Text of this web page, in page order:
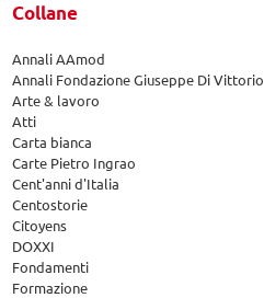
Collane
Annali AAmod
Annali Fondazione Giuseppe Di Vittorio
Arte & lavoro
Atti
Carta bianca
Carte Pietro Ingrao
Cent'anni d'Italia
Centostorie
Citoyens
DOXXI
Fondamenti
Formazione